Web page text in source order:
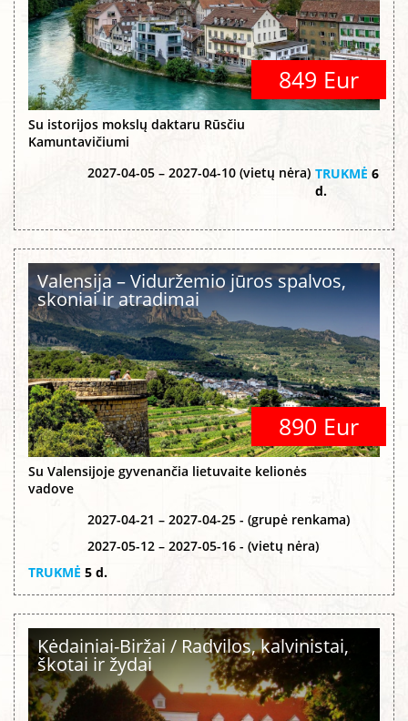
849 Eur
Su istorijos mokslų daktaru Rūsčiu
Kamuntavičiumi
2027-04-05 – 2027-04-10 (vietų nėra) TRUKMĖ 6
d.
Valensija – Viduržemio jūros spalvos,
skoniai ir atradimai
890 Eur
Su Valensijoje gyvenančia lietuvaite kelionės
vadove
2027-04-21 – 2027-04-25 - (grupė renkama)
2027-05-12 – 2027-05-16 - (vietų nėra)
TRUKMĖ 5 d.
Kėdainiai-Biržai / Radvilos, kalvinistai,
škotai ir žydai